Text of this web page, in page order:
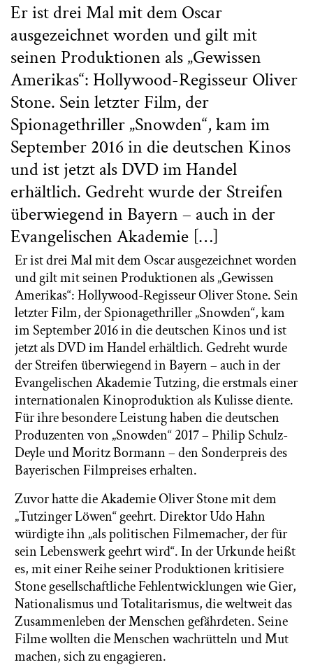
Er ist drei Mal mit dem Oscar
ausgezeichnet worden und gilt mit
seinen Produktionen als „Gewissen
Amerikas“: Hollywood-Regisseur Oliver
Stone. Sein letzter Film, der
Spionagethriller „Snowden“, kam im
September 2016 in die deutschen Kinos
und ist jetzt als DVD im Handel
erhältlich. Gedreht wurde der Streifen
überwiegend in Bayern – auch in der
Evangelischen Akademie […]
Er ist drei Mal mit dem Oscar ausgezeichnet worden
und gilt mit seinen Produktionen als „Gewissen
Amerikas“: Hollywood-Regisseur Oliver Stone. Sein
letzter Film, der Spionagethriller „Snowden“, kam
im September 2016 in die deutschen Kinos und ist
jetzt als DVD im Handel erhältlich. Gedreht wurde
der Streifen überwiegend in Bayern – auch in der
Evangelischen Akademie Tutzing, die erstmals einer
internationalen Kinoproduktion als Kulisse diente.
Für ihre besondere Leistung haben die deutschen
Produzenten von „Snowden“ 2017 – Philip Schulz-
Deyle und Moritz Bormann – den Sonderpreis des
Bayerischen Filmpreises erhalten.
Zuvor hatte die Akademie Oliver Stone mit dem
„Tutzinger Löwen“ geehrt. Direktor Udo Hahn
würdigte ihn „als politischen Filmemacher, der für
sein Lebenswerk geehrt wird“. In der Urkunde heißt
es, mit einer Reihe seiner Produktionen kritisiere
Stone gesellschaftliche Fehlentwicklungen wie Gier,
Nationalismus und Totalitarismus, die weltweit das
Zusammenleben der Menschen gefährdeten. Seine
Filme wollten die Menschen wachrütteln und Mut
machen, sich zu engagieren.